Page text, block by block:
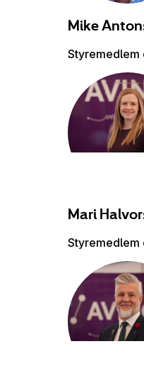
Mike
Styremedlem
Mari
Styremedlem